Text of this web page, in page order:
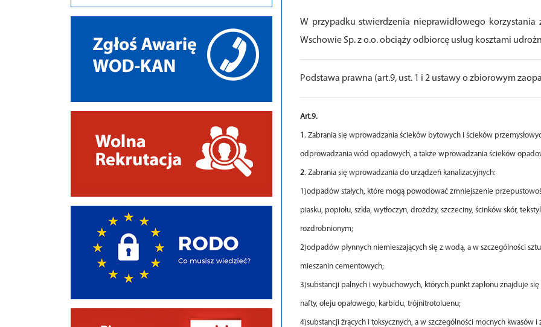
W przypadku stwierdzenia nieprawidłowego korzystania
Wschowie Sp. z o.o. obciąży odbiorcę usług kosztami
Podstawa prawna (art.9, ust. 1 i 2 ustawy o zbiorowym
Art.9.
1 . Zabrania się wprowadzania ścieków bytowych i ścieków
odprowadzania wód opadowych, a także wprowadzania ścieków
2. Zabrania się wprowadzania do urządzeń kanalizacyjnych:
1)odpadów stałych, które mogą powodować zmniejszenie
piasku, popiołu, szkła, wytłoczyn, drożdży, szczeciny, ścinków skór,
rozdrobnionym;
2)odpadów płynnych niemieszających się z wodą, a w szczególności
mieszanin cementowych;
3)substancji palnych i wybuchowych, których punkt zapłonu znajduje
nafty, oleju opałowego, karbidu, trójnitrotoluenu;
4)substancji żrących i toksycznych, a w szczególności mocnych kwasów